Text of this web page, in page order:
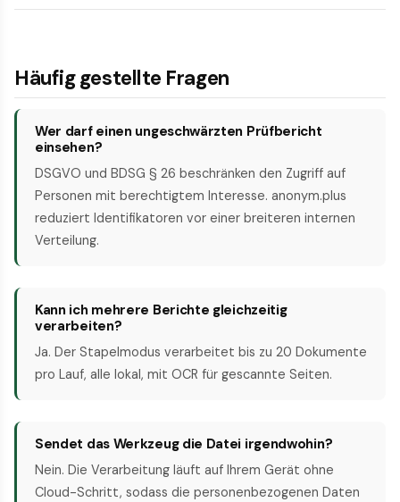
Häufig gestellte Fragen
Wer darf einen ungeschwärzten Prüfbericht
einsehen?
DSGVO und BDSG § 26 beschränken den Zugriff auf
Personen mit berechtigtem Interesse. anonym.plus
reduziert Identifikatoren vor einer breiteren internen
Verteilung.
Kann ich mehrere Berichte gleichzeitig
verarbeiten?
Ja. Der Stapelmodus verarbeitet bis zu 20 Dokumente
pro Lauf, alle lokal, mit OCR für gescannte Seiten.
Sendet das Werkzeug die Datei irgendwohin?
Nein. Die Verarbeitung läuft auf Ihrem Gerät ohne
Cloud-Schritt, sodass die personenbezogenen Daten